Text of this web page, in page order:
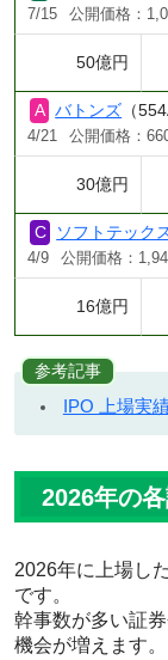
7/15 公開価格：
50億円
バトンズ （
4/21 公開価格：
30億円
ソフトテック
4/9 公開価格：
16億円
参考記事
IPO 上場実
2026年の
2026年に上場し
です。
幹事数が多い証
機会が増えます。